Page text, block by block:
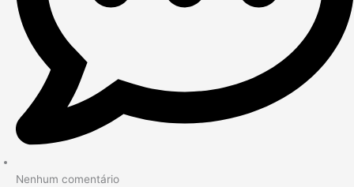
Nenhum comentário